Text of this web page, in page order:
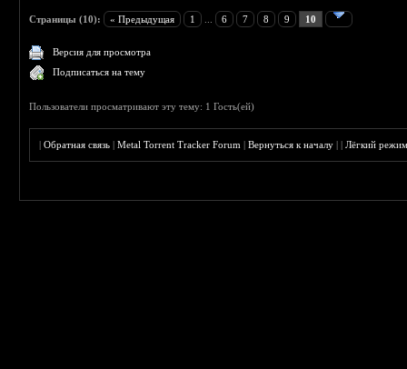
Страницы (10): « Предыдущая 1 6 7 8 9 10
Версия для просмотра
Подписаться на тему
Пользователи просматривают эту тему: 1 Гость(ей)
|Обратная связь |Metal Torrent Tracker Forum |Вернуться к началу ||Лёгкий